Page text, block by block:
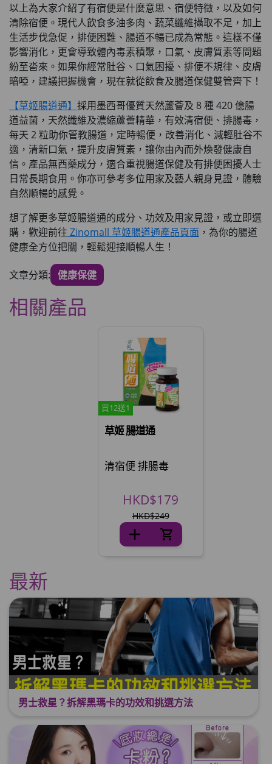
以上為大家介紹了有宿便是什麼意思、宿便特徵，以及如何
清除宿便。現代人飲食多油多肉、蔬菜纖維攝取不足，加上
生活步伐急促，排便困難、腸道不暢已成為常態。這樣不僅
影響消化，更會導致體內毒素積聚，口氣、皮膚質素等問題
紛至沓來。如果你經常肚谷、口氣困擾、排便不規律、皮膚
暗啞，建議把握機會，現在就從飲食及腸道保健雙管齊下！
【草姬腸道通】 採用墨西哥優質天然蘆薈及 8 種 420 億腸
道益菌，天然纖維及濃縮蘆薈精華，有效清宿便、排腸毒，
每天 2 粒助你管教腸道，定時暢便，改善消化、減輕肚谷不
適，清新口氣，提升皮膚質素，讓你由內而外煥發健康自
信。產品無西藥成分，適合重視腸道保健及有排便困擾人士
日常長期食用。你亦可參考多位用家及藝人親身見證，體驗
自然順暢的感覺。
想了解更多草姬腸道通的成分、功效及用家見證，或立即選
購，歡迎前往 Zinomall 草姬腸道通產品頁面 ，為你的腸道
健康全方位把關，輕鬆迎接順暢人生！
文章分類: 健康保健
相關產品
買12送1
草姬 腸道通
清宿便 排腸毒
HKD$179
HKD$249
最新
男士救星？拆解黑瑪卡的功效和挑選方法